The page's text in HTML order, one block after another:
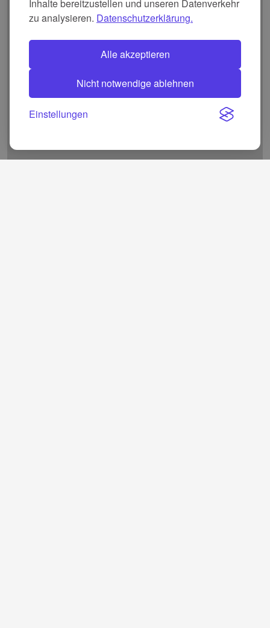
Inhalte bereitzustellen und unseren Datenverkehr
zu analysieren. Datenschutzerklärung.
Alle akzeptieren
Nicht notwendige ablehnen
Einstellungen